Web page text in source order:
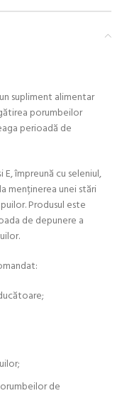
supliment alimentar
porumbeilor
perioadă de
împreună cu seleniul,
menținerea unei stări
Produsul este
de depunere a
de